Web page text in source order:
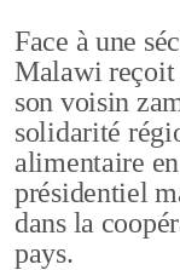
Face à une
Malawi reçoit
son voisin
solidarité
alimentaire
présidentiel
dans la
pays.